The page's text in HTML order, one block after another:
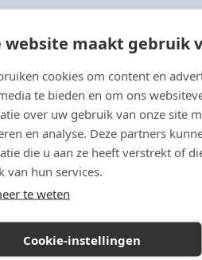
website maakt gebruik
cookies om content en
te bieden en om ons
over uw gebruik van onze site
en analyse. Deze partners
die u aan ze heeft verstrekt of
van hun services.
te weten
Cookie-instellingen